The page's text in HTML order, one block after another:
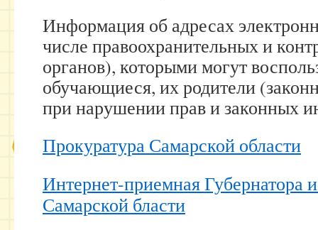
Информация об адресах
числе правоохранительных и
органов), которыми могут
обучающиеся, их родители
при нарушении прав и законных
Прокуратура Самарской области
Интернет-приемная Губернатора
Самарской бласти